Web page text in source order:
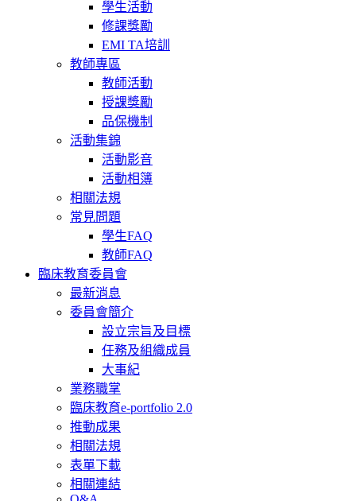
學生活動
修課獎勵
EMI TA培訓
教師專區
教師活動
授課獎勵
品保機制
活動集錦
活動影音
活動相簿
相關法規
常見問題
學生FAQ
教師FAQ
臨床教育委員會
最新消息
委員會簡介
設立宗旨及目標
任務及組織成員
大事紀
業務職掌
臨床教育e-portfolio 2.0
推動成果
相關法規
表單下載
相關連結